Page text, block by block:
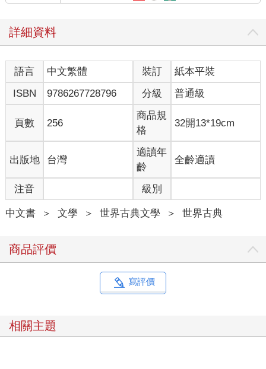
極限的。人的行為或許是建立在堅硬的岩石上，或許可能源自於
礎上了。去年秋天自東部回來之後，我便恨不得這世上的人永遠
穿上制服、向道德立正站好。我不願再經歷什麼放縱的出走，即
使那曾賦予我窺探人心深處的特權。唯有他是我這種心情中的例
外，蓋茲比，這本書名的同名主角。蓋茲比，代表了我真心不屑
的一切事物。如果說人格是由一連串的成功組成，那麼他確實散
發著耀眼的魅力，一種對人生即將兌現的、格外敏銳的能力，彷
彿精巧儀器般，能探測到千里之外的地震。這種能力的敏銳，跟
那種被冠以「創造性氣質」的脆弱易感完全不同，而是擁抱希望
的非凡天賦，是一種為浪漫與理想隨時準備就位的特質。這種特
質，我從未在其他人身上發現過，也可能此生再也不會遇見。沒
錯，到頭來，蓋茲比這個人本身並沒有錯，是那些反覆折磨著蓋
茲比、在他夢想伊始時飄揚的汙穢塵埃，讓我一度對人類那些徒
勞無功的哀愁，和短暫的歡愉失去了興趣。
卡拉威家算是某種世族，有個因襲的說法，說我們是巴克盧公爵
的後代。但實際上我們家族的創始人，是我祖父的兄弟，一八五
的生意，這個生意如今由我父親負責經營。
我從未見過這位叔公，但我應該長得蠻像他，尤其像他那幅掛在
比父親晚了四分之一個世紀左右，沒過多久我參加了那場被稱為
「世界大戰」的、遲來的日耳曼大遷移。我對這場反突襲投入得
詳細資料
語言 中文繁體 裝訂
紙本平裝
ISBN
9786267728796 分級 普通級
頁數 256
商品規
格
32開13*19cm
出版地 台灣
適讀年
齡
全齡適讀
注音 級別
中文書 ＞ 文學 ＞ 世界古典文學 ＞ 世界古典
商品評價
寫評價
相關主題